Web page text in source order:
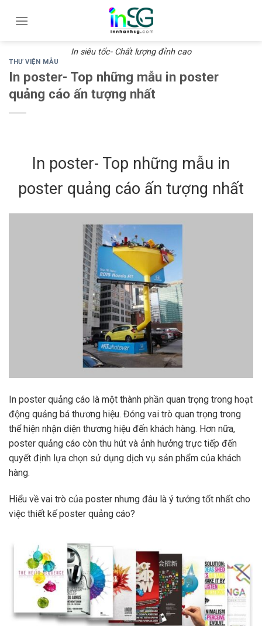
In siêu tốc- Chất lượng đỉnh cao
THƯ VIỆN MẪU
In poster- Top những mẫu in poster
quảng cáo ấn tượng nhất
In poster- Top những mẫu in
poster quảng cáo ấn tượng nhất
In poster quảng cáo là một thành phần quan trọng trong hoạt
động quảng bá thương hiệu. Đóng vai trò quan trọng trong
thể hiện nhận diện thương hiệu đến khách hàng. Hơn nữa,
poster quảng cáo còn thu hút và ảnh hưởng trực tiếp đến
quyết định lựa chọn sử dụng dịch vụ sản phẩm của khách
hàng.
Hiểu về vai trò của poster nhưng đâu là ý tưởng tốt nhất cho
việc thiết kế poster quảng cáo?